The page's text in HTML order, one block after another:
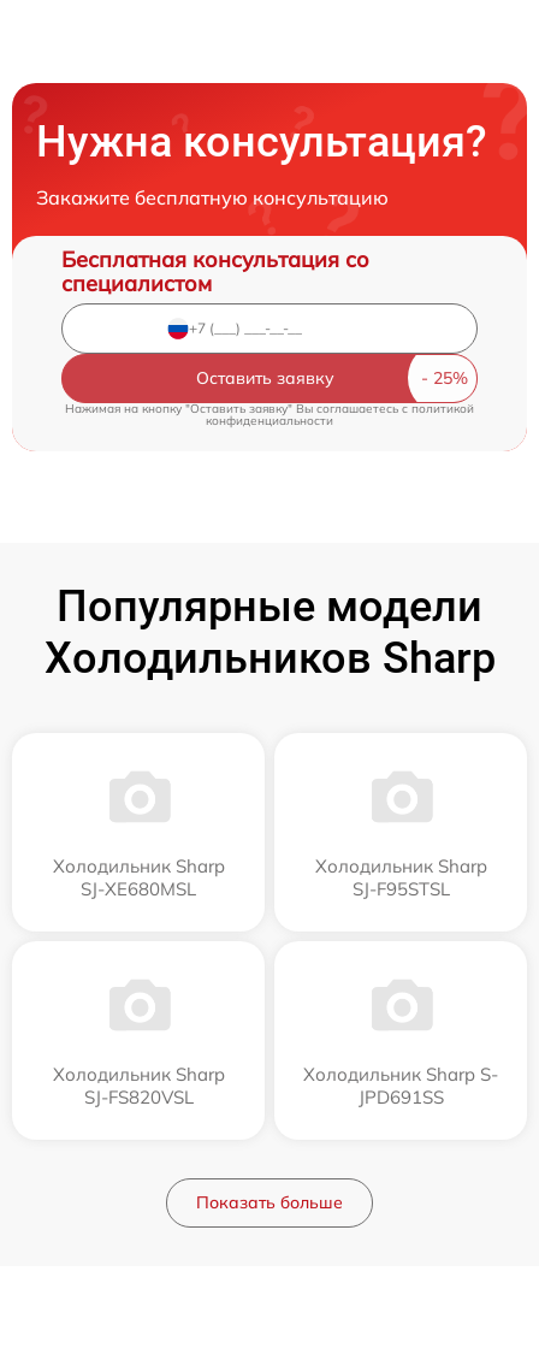
Нужна консультация?
Закажите бесплатную консультацию
Бесплатная консультация со
специалистом
Оставить заявку
Нажимая на кнопку "Оставить заявку" Вы соглашаетесь cполитикой
конфиденциальности
Популярные модели
Холодильников Sharp
Холодильник Sharp
SJ-XE680MSL
Холодильник Sharp
SJ-F95STSL
Холодильник Sharp
SJ-FS820VSL
Холодильник Sharp S-
JPD691SS
Показать больше